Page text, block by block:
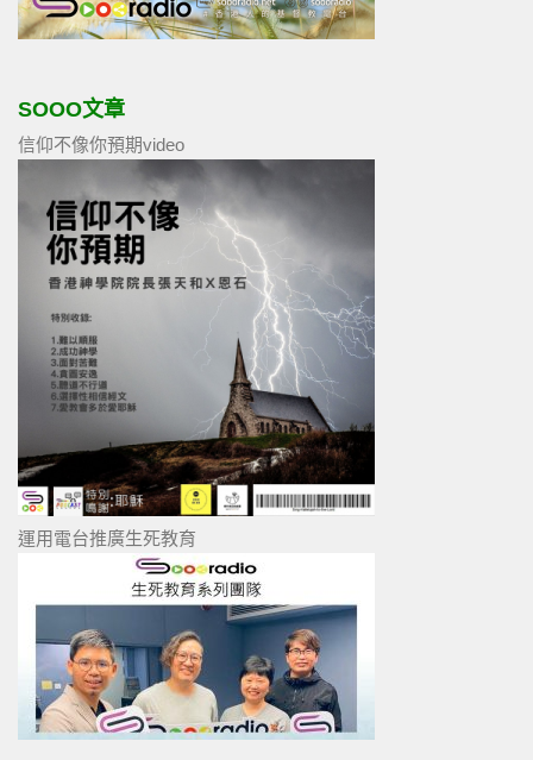
SOOO文章
信仰不像你預期video
運用電台推廣生死教育